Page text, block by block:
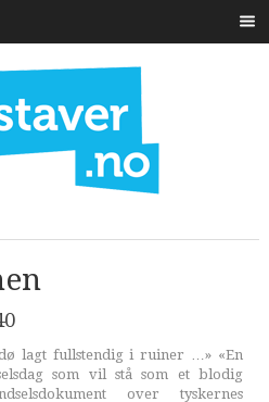
lagt fullstendig i ruiner …» «En
som vil stå som et blodig
over tyskernes